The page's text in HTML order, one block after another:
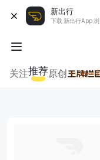
新出行
下载 新出行App
关注推荐原创